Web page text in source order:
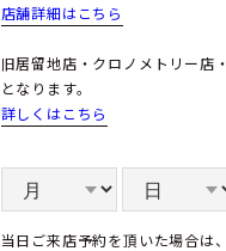
店舗詳細はこちら
旧居留地店・クロノメトリー店
となります。
詳しくはこちら
当日ご来店予約を頂いた場合は